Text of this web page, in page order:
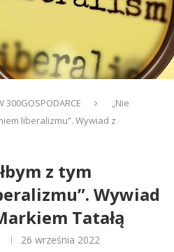
300GOSPODARCE
„Nie
liberalizmu”. Wywiad z
z tym
Wywiad
Tatałą
26 września 2022